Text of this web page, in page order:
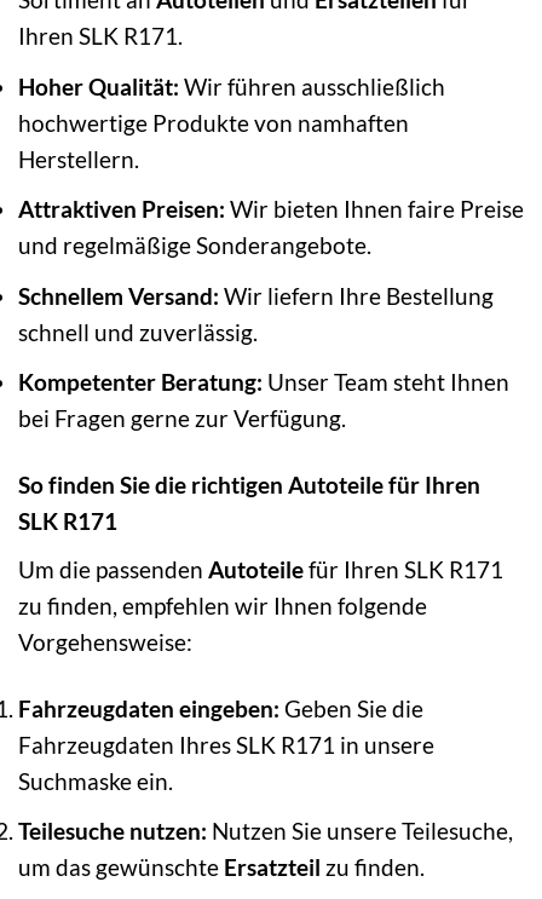
Ihren SLK R171.
Hoher Qualität: Wir führen ausschließlich
hochwertige Produkte von namhaften
Herstellern.
Attraktiven Preisen: Wir bieten Ihnen faire Preise
und regelmäßige Sonderangebote.
Schnellem Versand: Wir liefern Ihre Bestellung
schnell und zuverlässig.
Kompetenter Beratung: Unser Team steht Ihnen
bei Fragen gerne zur Verfügung.
So finden Sie die richtigen Autoteile für Ihren
SLK R171
Um die passenden Autoteilefür Ihren SLK R171
zu finden, empfehlen wir Ihnen folgende
Vorgehensweise:
Fahrzeugdaten eingeben: Geben Sie die
Fahrzeugdaten Ihres SLK R171 in unsere
Suchmaske ein.
Teilesuche nutzen: Nutzen Sie unsere Teilesuche,
um das gewünschte Ersatzteil zu finden.